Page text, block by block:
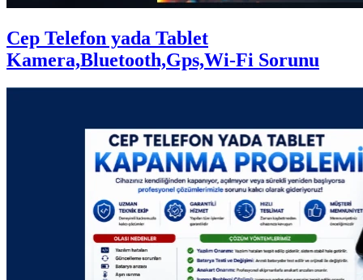
Cep Telefon yada Tablet
Kamera,Bluetooth,Gps,Wi-Fi Sorunu